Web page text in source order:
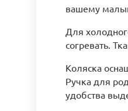
вашему
Для
согревать.
Коляска
Ручка для
удобства